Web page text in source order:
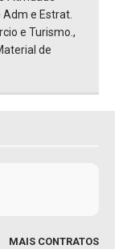
e Estrat.
e Turismo.,
de
MAIS CONTRATOS